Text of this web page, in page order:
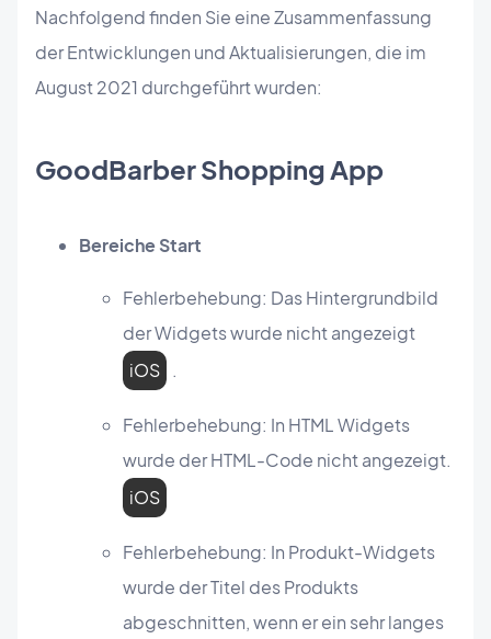
Nachfolgend finden Sie eine Zusammenfassung
der Entwicklungen und Aktualisierungen, die im
August 2021 durchgeführt wurden:
GoodBarber Shopping App
Bereiche Start
Fehlerbehebung: Das Hintergrundbild
der Widgets wurde nicht angezeigt
iOS .
Fehlerbehebung: In HTML Widgets
wurde der HTML-Code nicht angezeigt.
iOS
Fehlerbehebung: In Produkt-Widgets
wurde der Titel des Produkts
abgeschnitten, wenn er ein sehr langes